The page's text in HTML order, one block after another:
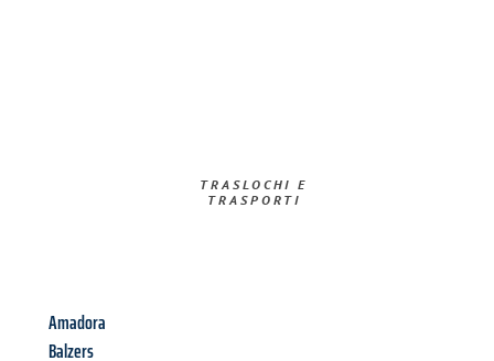
TRASLOCHI E
TRASPORTI​
Amadora
Balzers